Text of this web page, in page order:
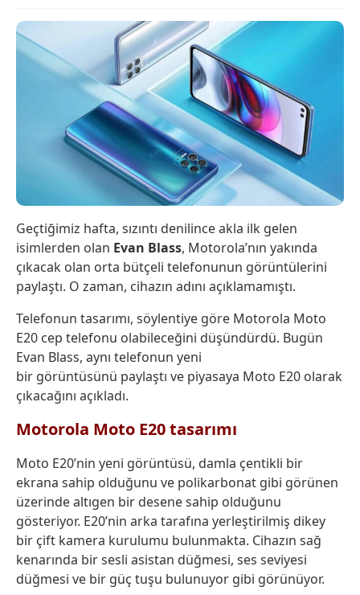
Geçtiğimiz hafta, sızıntı denilince akla ilk gelen
isimlerden olan Evan Blass, Motorola’nın yakında
çıkacak olan orta bütçeli telefonunun görüntülerini
paylaştı. O zaman, cihazın adını açıklamamıştı.
Telefonun tasarımı, söylentiye göre Motorola Moto
E20 cep telefonu olabileceğini düşündürdü. Bugün
Evan Blass, aynı telefonun yeni
bir görüntüsünü paylaştı ve piyasaya Moto E20 olarak
çıkacağını açıkladı.
Motorola Moto E20 tasarımı
Moto E20’nin yeni görüntüsü, damla çentikli bir
ekrana sahip olduğunu ve polikarbonat gibi görünen
üzerinde altıgen bir desene sahip olduğunu
gösteriyor. E20’nin arka tarafına yerleştirilmiş dikey
bir çift kamera kurulumu bulunmakta. Cihazın sağ
kenarında bir sesli asistan düğmesi, ses seviyesi
düğmesi ve bir güç tuşu bulunuyor gibi görünüyor.